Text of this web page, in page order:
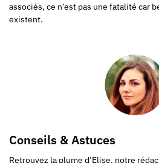
associés, ce n’est pas une fatalité car
existent.
Conseils & Astuces
Retrouvez la plume d’Elise, notre